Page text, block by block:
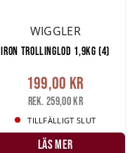
WIGGLER
IRON TROLLINGLOD 1,9KG (4)
199,00 kr
Rek. 259,00 kr
TILLFÄLLIGT SLUT
LÄS MER